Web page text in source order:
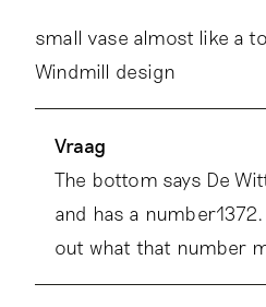
small vase almost like a
Windmill design
Vraag
The bottom says De
and has a
out what that number